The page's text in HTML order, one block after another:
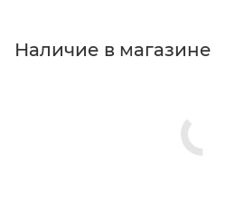
Наличие в магазине